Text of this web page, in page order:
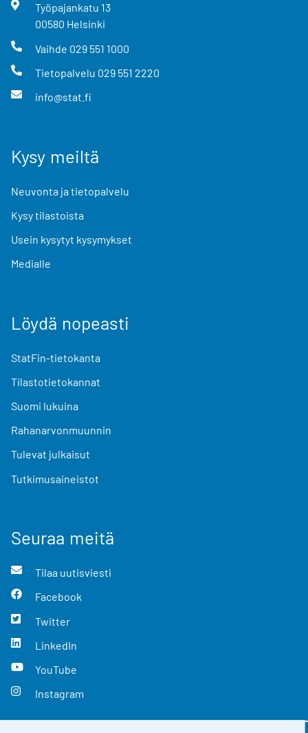
Työpajankatu 13
00580 Helsinki
Vaihde 029 551 1000
Tietopalvelu 029 551 2220
info@stat.fi
Kysy meiltä
Neuvonta ja tietopalvelu
Kysy tilastoista
Usein kysytyt kysymykset
Medialle
Löydä nopeasti
StatFin-tietokanta
Tilastotietokannat
Suomi lukuina
Rahanarvonmuunnin
Tulevat julkaisut
Tutkimusaineistot
Seuraa meitä
Tilaa uutisviesti
Facebook
Twitter
LinkedIn
YouTube
Instagram